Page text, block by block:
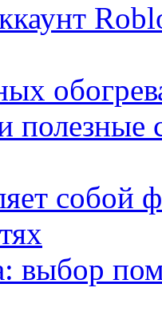
полезные
собой
выбор